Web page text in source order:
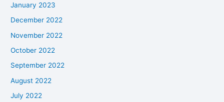
January 2023
December 2022
November 2022
October 2022
September 2022
August 2022
July 2022